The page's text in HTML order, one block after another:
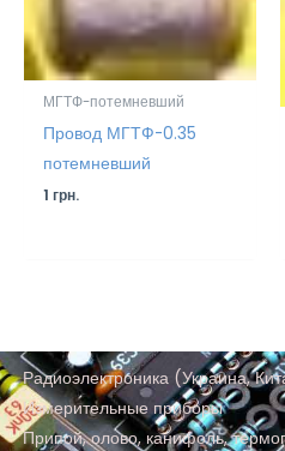
МГТФ-потемневший
Провод МГТФ-0.35
потемневший
1грн.
Радиоэлектроника (Украина,
Измерительные приборы
Припой, олово, канифоль,